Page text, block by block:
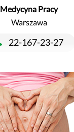
Medycyna Pracy
Warszawa
22-167-23-27